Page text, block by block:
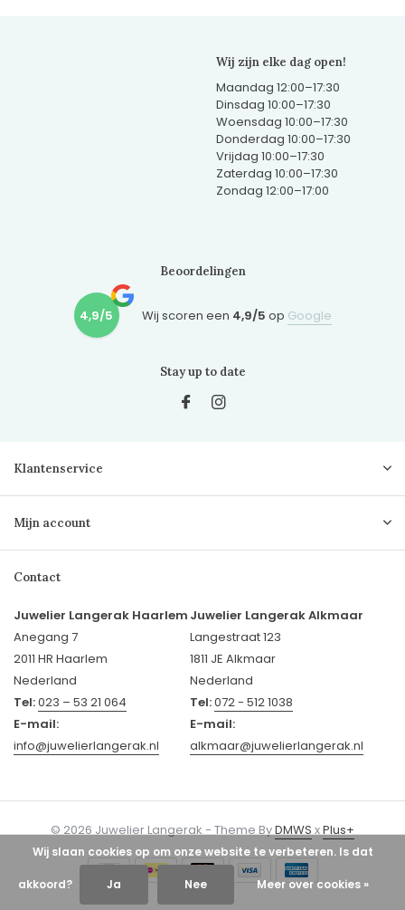
Wij zijn elke dag open!
Maandag 12:00–17:30
Dinsdag 10:00–17:30
Woensdag 10:00–17:30
Donderdag 10:00–17:30
Vrijdag 10:00–17:30
Zaterdag 10:00–17:30
Zondag 12:00–17:00
Beoordelingen
4,9/5 Wij scoren een 4,9/5 op Google
Stay up to date
Klantenservice
Mijn account
Contact
Juwelier Langerak Haarlem
Anegang 7
2011 HR Haarlem
Nederland
Tel:023 – 53 21 064
E-mail:
info@juwelierlangerak.nl
Juwelier Langerak Alkmaar
Langestraat 123
1811 JE Alkmaar
Nederland
Tel:072 - 512 1038
E-mail:
alkmaar@juwelierlangerak.nl
© 2026 Juwelier Langerak - Theme ByDMWSxPlus+
Wij slaan cookies op om onze website te verbeteren. Is dat
akkoord? Ja Nee Meer over cookies »